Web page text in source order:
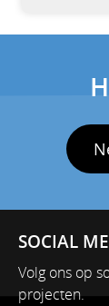
SOCIAL
Volg ons op
projecten.